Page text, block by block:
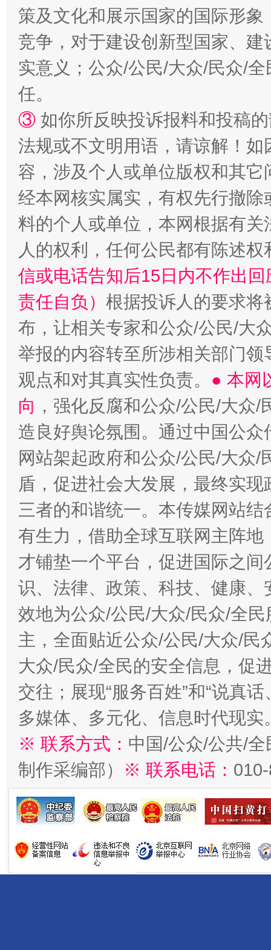
策及文化和展示国家的国际形
竞争，对于建设创新型国家、
实意义；公众/公民/大众/民众/
任。
③ 如你所反映投诉报料和投稿
法规或不文明用语，请谅解！
容，涉及个人或单位版权和其它
经本网核实属实，有权先行撤
料的个人或单位，本网根据有
人的权利，任何公民都有陈述
信或电话告知后15日内不作出
责任自负） 根据投诉人的要求将
布，让相关专家和公众/公民/大
举报的内容转至所涉相关部门
观点和对其真实性负责。 ● 本网
向 ，强化反腐和公众/公民/大众
造良好舆论氛围。通过中国公
网站架起政府和公众/公民/大众
盾，促进社会大发展，最终实
三者的和谐统一。本传媒网站
有生力，借助全球互联网主阵
才铺垫一个平台，促进国际之
识、法律、政策、科技、健康
效地为公众/公民/大众/民众/全
主，全面贴近公众/公民/大众/民
大众/民众/全民的安全信息，促
交往；展现“服务百姓”和“说真
多媒体、多元化、信息时代现实
※ 联系方式： 中国/公众/公共/
制作采编部）
※ 联系电话：